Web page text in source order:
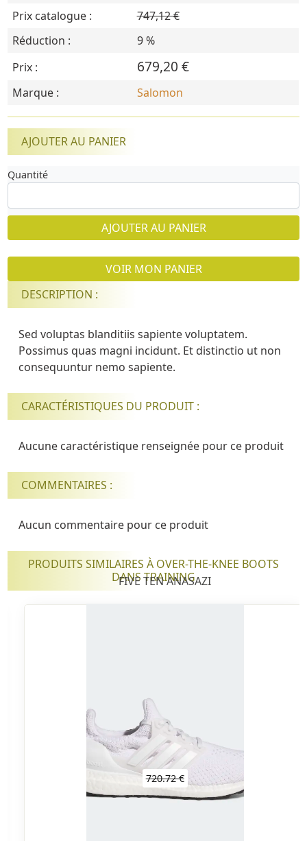
Prix catalogue :
747,12 €
Réduction :
9 %
Prix :
679,20 €
Marque : Salomon
AJOUTER AU PANIER
Quantité
AJOUTER AU PANIER
VOIR MON PANIER
DESCRIPTION :
Sed voluptas blanditiis sapiente voluptatem.
Possimus quas magni incidunt. Et distinctio ut non
consequuntur nemo sapiente.
CARACTÉRISTIQUES DU PRODUIT :
Aucune caractéristique renseignée pour ce produit
COMMENTAIRES :
Aucun commentaire pour ce produit
PRODUITS SIMILAIRES À OVER-THE-KNEE BOOTS
DANS TRAINING
FIVE TEN ANASAZI
720.72 €